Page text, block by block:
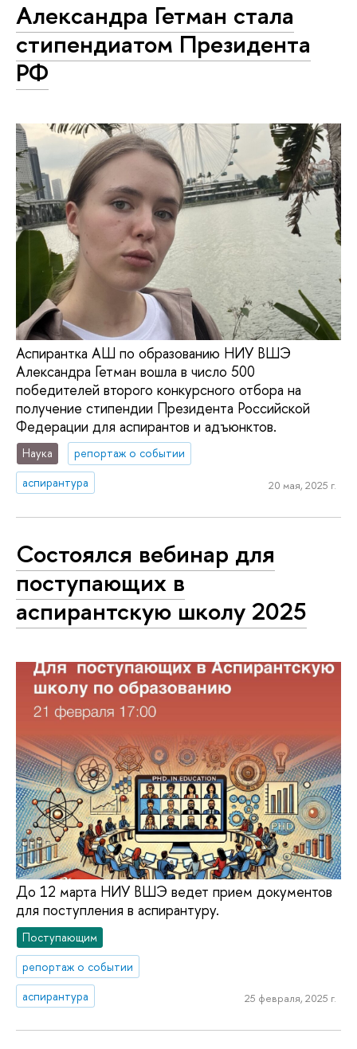
Александра Гетман стала
стипендиатом Президента
РФ
Аспирантка АШ по образованию НИУ ВШЭ
Александра Гетман вошла в число 500
победителей второго конкурсного отбора на
получение стипендии Президента Российской
Федерации для аспирантов и адъюнктов.
Наука
репортаж о событии
аспирантура
20 мая, 2025 г.
Состоялся вебинар для
поступающих в
аспирантскую школу 2025
До 12 марта НИУ ВШЭ ведет прием документов
для поступления в аспирантуру.
Поступающим
репортаж о событии
аспирантура
25 февраля, 2025 г.